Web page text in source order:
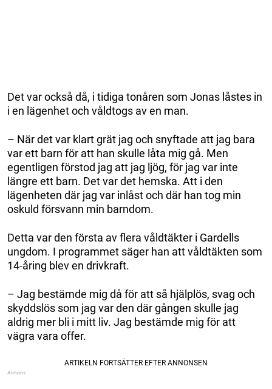
Det var också då, i tidiga tonåren som Jonas låstes in
i en lägenhet och våldtogs av en man.
– När det var klart grät jag och snyftade att jag bara
var ett barn för att han skulle låta mig gå. Men
egentligen förstod jag att jag ljög, för jag var inte
längre ett barn. Det var det hemska. Att i den
lägenheten där jag var inlåst och där han tog min
oskuld försvann min barndom.
Detta var den första av flera våldtäkter i Gardells
ungdom. I programmet säger han att våldtäkten som
14-åring blev en drivkraft.
– Jag bestämde mig då för att så hjälplös, svag och
skyddslös som jag var den där gången skulle jag
aldrig mer bli i mitt liv. Jag bestämde mig för att
vägra vara offer.